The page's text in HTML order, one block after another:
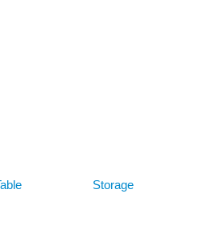
Storage